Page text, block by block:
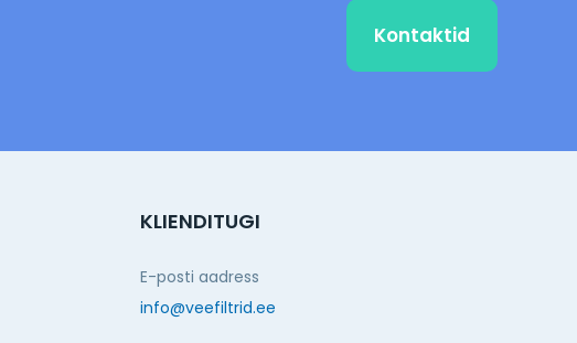
Kontaktid
KLIENDITUGI
E-posti aadress
info@veefiltrid.ee